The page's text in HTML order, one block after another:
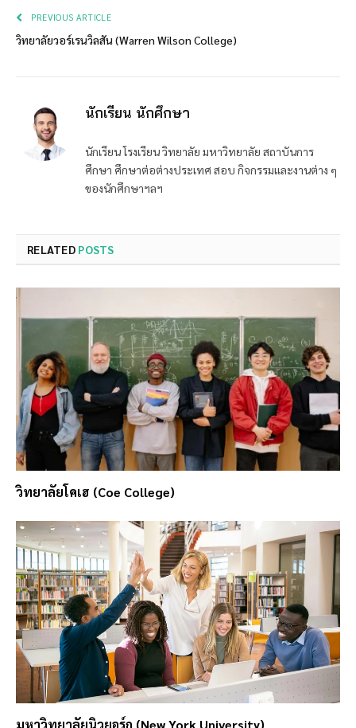
PREVIOUS ARTICLE
วิทยาลัยวอร์เรนวิลสัน (Warren Wilson College)
นักเรียน นักศึกษา
นักเรียน โรงเรียน วิทยาลัย มหาวิทยาลัย สถาบันการ
ศึกษา ศึกษาต่อต่างประเทศ สอบ กิจกรรมและงานต่าง ๆ
ของนักศึกษาฯลฯ
RELATED POSTS
วิทยาลัยโคเฮ (Coe College)
มหาวิทยาลัยนิวยอร์ก (New York University)